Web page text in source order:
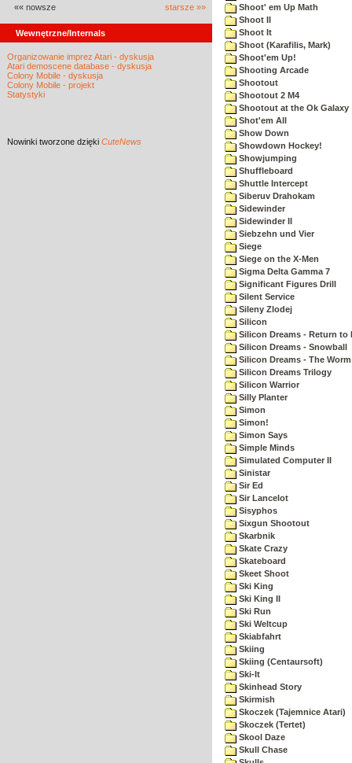
«« nowsze starsze »»
Wewnętrzne/Internals
Organizowanie imprez Atari - dyskusja
Atari demoscene database - dyskusja
Colony Mobile - dyskusja
Colony Mobile - projekt
Statystyki
Nowinki tworzone dzięki CuteNews
Shoot' em Up Math
Shoot II
Shoot It
Shoot (Karafilis, Mark)
Shoot'em Up!
Shooting Arcade
Shootout
Shootout 2 M4
Shootout at the Ok Galaxy
Shot'em All
Show Down
Showdown Hockey!
Showjumping
Shuffleboard
Shuttle Intercept
Siberuv Drahokam
Sidewinder
Sidewinder II
Siebzehn und Vier
Siege
Siege on the X-Men
Sigma Delta Gamma 7
Significant Figures Drill
Silent Service
Sileny Zlodej
Silicon
Silicon Dreams - Return to
Silicon Dreams - Snowball
Silicon Dreams - The
Silicon Dreams Trilogy
Silicon Warrior
Silly Planter
Simon
Simon!
Simon Says
Simple Minds
Simulated Computer II
Sinistar
Sir Ed
Sir Lancelot
Sisyphos
Sixgun Shootout
Skarbnik
Skate Crazy
Skateboard
Skeet Shoot
Ski King
Ski King II
Ski Run
Ski Weltcup
Skiabfahrt
Skiing
Skiing (Centaursoft)
Ski-It
Skinhead Story
Skirmish
Skoczek (Tajemnice Atari)
Skoczek (Tertet)
Skool Daze
Skull Chase